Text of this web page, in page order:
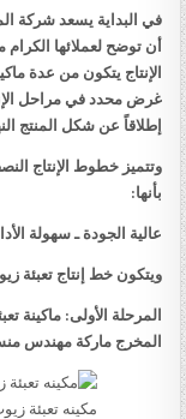
في البداية يسعد شركة
أن توضح لعملائها
الإنتاج يتكون من عدة
غرض محدد في مراحل
إطلاقاً عن شكل المنتج
وتتميز خطوط الإنتاج
بأنها:
عالية الجودة ـ سهولة
ويتكون خط إنتاج تعبئة
المخرج ماركة مهندس
مكينه تعبئة